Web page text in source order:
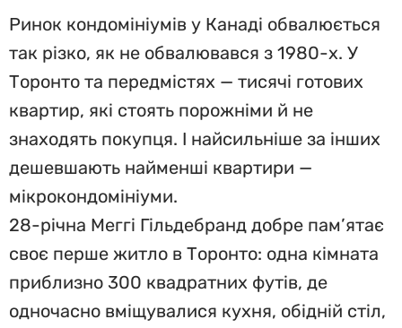
Ринок кондомініумів у Канаді обвалюється
так різко, як не обвалювався з 1980-х. У
Торонто та передмістях — тисячі готових
квартир, які стоять порожніми й не
знаходять покупця. І найсильніше за інших
дешевшають найменші квартири —
мікрокондомініуми.
28-річна Меггі Гільдебранд добре пам’ятає
своє перше житло в Торонто: одна кімната
приблизно 300 квадратних футів, де
одночасно вміщувалися кухня, обідній стіл,